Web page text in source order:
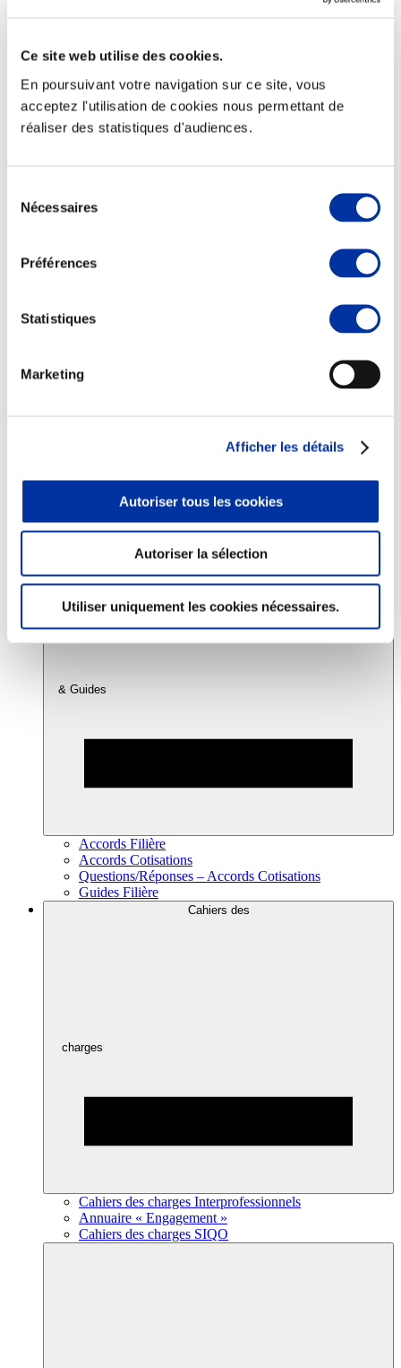
Ce site web utilise des cookies.
En poursuivant votre navigation sur ce site, vous
acceptez l'utilisation de cookies nous permettant de
réaliser des statistiques d'audiences.
Nécessaires
Préférences
Statistiques
Marketing
Afficher les détails
Autoriser tous les cookies
Autoriser la sélection
Utiliser uniquement les cookies nécessaires.
Transport – mise en marché
Abattoir
Viandes et santé
Juste rémunération et attractivité des métiers
Sources d’information
Accords
& Guides
Accords Filière
Accords Cotisations
Questions/Réponses – Accords Cotisations
Guides Filière
Cahiers des
charges
Cahiers des charges Interprofessionnels
Annuaire « Engagement »
Cahiers des charges SIQO